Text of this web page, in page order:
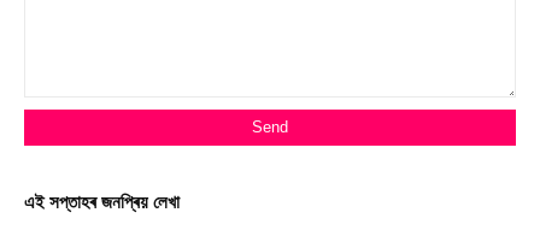
এই সপ্তাহৰ জনপ্ৰিয় লেখা